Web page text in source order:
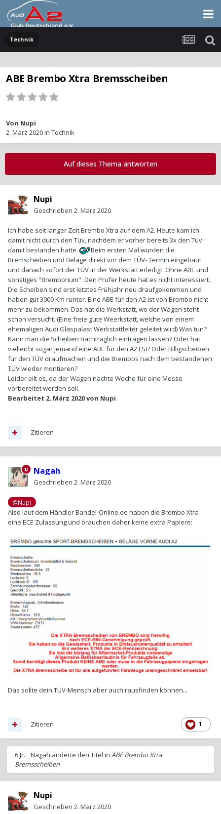
Technik
ABE Brembo Xtra Bremsscheiben
Von Nupi
2. März 2020in Technik
Auf dieses Thema antworten
Nupi
Geschrieben 2. März 2020
Ich habe seit langer Zeit Brembo Xtra auf dem A2. Heute kam ich
damit nicht durch den Tüv, nachdem er vorher bereits 3x den Tüv
damit bestanden hatte.
Beim ersten Mal wurden die
Bremscheiben und Beläge direkt vor dem TÜV- Termin eingebaut
und danach sofort der TÜV in der Werkstatt erledigt. Ohne ABE und
sonstiges "Bremborium". Den Prüfer heute hat es nicht interessiert.
Die Scheiben sind erst letztes Frühjahr neu draufgekommen und
haben gut 3000 Km runter. Eine ABE für den A2 ist von Brembo nicht
mehr zu bekommen. Das hat die Werkstatt, wo der Wagen steht
schon versucht. (Eine freie gute Weerkstatt, welche von einem
ehemaligen Audi Glaspalast Werkstattleiter geleitet wird) Was tun?
Kann man die Scheiben nachträglich eintragen lassen? Oder hat
vielleicht sogar jemand eine ABE für den A2FSI? Oder Billigscheiben
für den TÜV draufmachen und die Brembos nach dem bestandenen
TÜV wieder montieren?
Leider eilt es, da der Wagen nächte Woche für eine Messe
vorbereitet werden soll.
Bearbeitet 2. März 2020von Nupi
Zitieren
Nagah
Geschrieben 2. März 2020
@Nupi
Also laut dem Händler Bandel-Online.de haben die Brembo Xtra
eine ECE Zulassung und brauchen daher keine extra Papiere:
Das sollte dein TÜV-Mensch aber auch rausfinden können...
1
Zitieren
6 Jr. Nagah änderte den Titel in ABE Brembo Xtra
Bremsscheiben
Nupi
Geschrieben 2. März 2020